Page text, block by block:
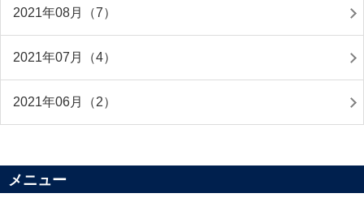
2021年08月（7）
2021年07月（4）
2021年06月（2）
メニュー